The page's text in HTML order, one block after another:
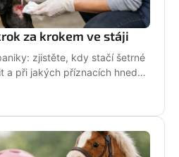
za krokem ve stáji
zjistěte, kdy stačí šetrné
a při jakých příznacích hned